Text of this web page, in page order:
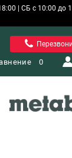
| СБ с 10:00 до
0